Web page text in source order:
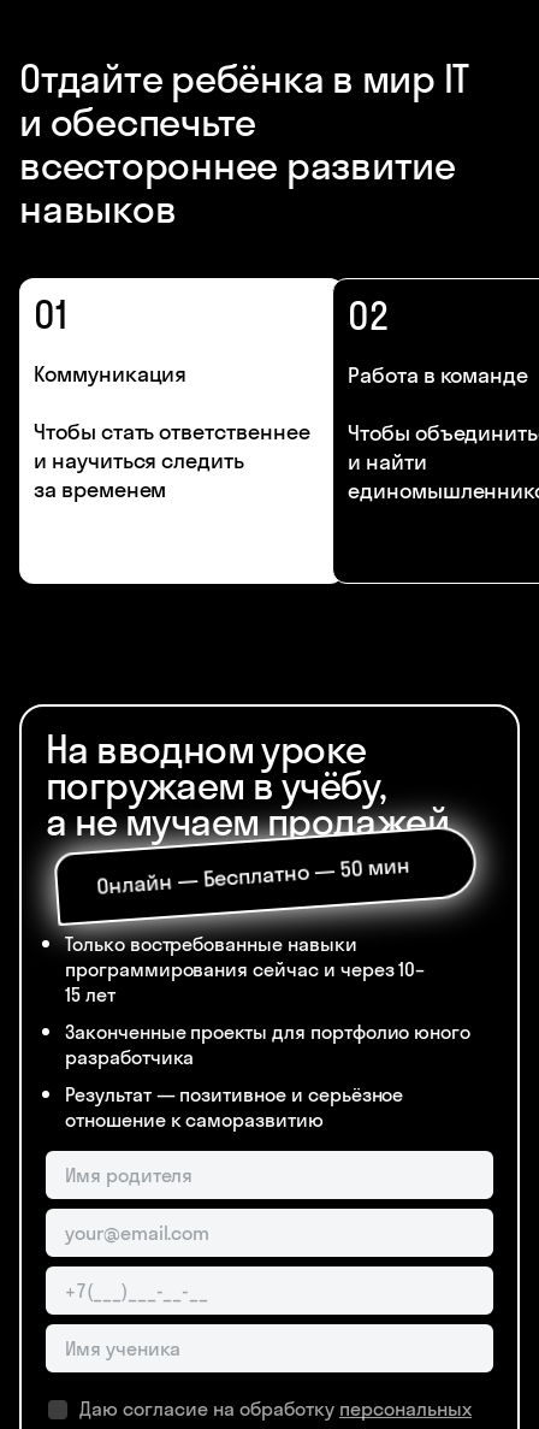
Отдайте ребёнка в мир IT
и обеспечьте
всестороннее развитие
навыков
01
Коммуникация
Чтобы стать ответственнее
и научиться следить
за временем
02
Работа в команде
Чтобы
и найти
На вводном уроке
погружаем в учёбу,
а не мучаем продажей
Онлайн — Бесплатно — 50 мин
Только востребованные навыки
программирования сейчас и через 10–
15 лет
Законченные проекты для портфолио юного
разработчика
Результат — позитивное и серьёзное
отношение к саморазвитию
Даю согласие на обработку персональных